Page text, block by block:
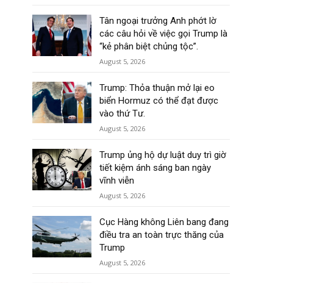
Tân ngoại trưởng Anh phớt lờ
các câu hỏi về việc gọi Trump là
“kẻ phân biệt chủng tộc”.
August 5, 2026
Trump: Thỏa thuận mở lại eo
biển Hormuz có thể đạt được
vào thứ Tư.
August 5, 2026
Trump ủng hộ dự luật duy trì giờ
tiết kiệm ánh sáng ban ngày
vĩnh viễn
August 5, 2026
Cục Hàng không Liên bang đang
điều tra an toàn trực thăng của
Trump
August 5, 2026